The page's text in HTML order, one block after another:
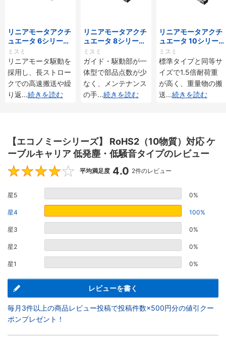
リニアモータアクチ
ュエータ 6シリーズ
標準タイプ インクリ
メンタル・アブソリ
ュート仕様
ミスミ
リニアモータ駆動を
採用し、長ストロー
クでの高速搬送や繰
り返...続きを読む
リニアモータアクチ
ュエータ 8シリーズ
標準タイプ インクリ
メンタル・アブソリ
ュート仕様
ミスミ
ガイド・駆動部が一
体型で部品点数が少
なく、メンテナンス
の手...続きを読む
リニアモータアクチ
ュエータ 10シリー
ズ 標準タイプ 重荷
重 インクリメンタ
ル・アブソリュート
仕様
ミスミ
標準タイプと同等サ
イズで1.5倍耐荷重
が高く、重量物の搬
送...続きを読む
【エコノミーシリーズ】 RoHS2（10物質）対応 ケ
ーブルキャリア 低発塵・低騒音タイプのレビュー
4
平均満足度 4.0 2件のレビュー
星5 0%
星4 100%
星3 0%
星2 0%
星1 0%
レビューを書く
毎月3件以上の商品レビュー投稿で投稿件数×500円分の値引クー
ポンプレゼント！